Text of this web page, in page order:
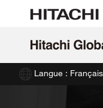
Langue : Français